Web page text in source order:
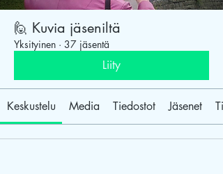
🙋‍ Kuvia jäseniltä
Yksityinen · 37 jäsentä
Liity
Keskustelu Media Tiedostot Jäsenet